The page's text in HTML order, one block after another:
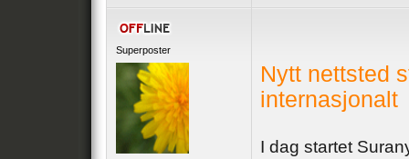
Superposter
Nytt nettsted
internasjonalt
I dag startet